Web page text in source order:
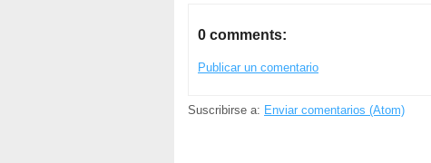
0 comments:
Publicar un comentario
Suscribirse a: Enviar comentarios (Atom)